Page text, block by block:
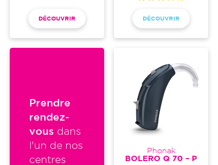
DÉCOUVRIR DÉCOUVRIR
Prendre
rendez-
vous dans
l'un de nos
centres
Phonak
BOLERO Q 70 – P